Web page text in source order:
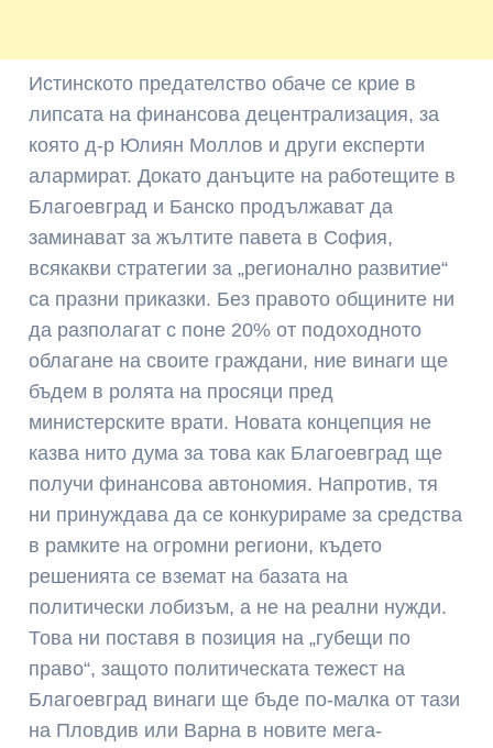
Истинското предателство обаче се крие в
липсата на финансова децентрализация, за
която д-р Юлиян Моллов и други експерти
алармират. Докато данъците на работещите в
Благоевград и Банско продължават да
заминават за жълтите павета в София,
всякакви стратегии за „регионално развитие“
са празни приказки. Без правото общините ни
да разполагат с поне 20% от подоходното
облагане на своите граждани, ние винаги ще
бъдем в ролята на просяци пред
министерските врати. Новата концепция не
казва нито дума за това как Благоевград ще
получи финансова автономия. Напротив, тя
ни принуждава да се конкурираме за средства
в рамките на огромни региони, където
решенията се вземат на базата на
политически лобизъм, а не на реални нужди.
Това ни поставя в позиция на „губещи по
право“, защото политическата тежест на
Благоевград винаги ще бъде по-малка от тази
на Пловдив или Варна в новите мега-